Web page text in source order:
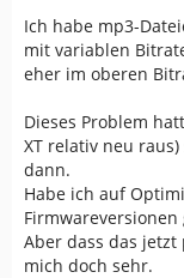
Ich habe mp3-
mit variablen
eher im oberen
Dieses Problem
XT relativ neu
dann.
Habe ich auf
Firmwareversionen
Aber dass das
mich doch sehr.